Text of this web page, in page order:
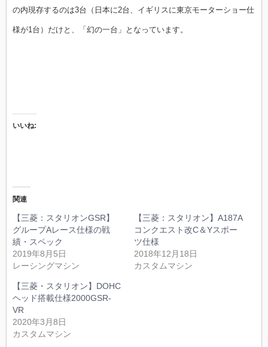
の内現存するのは3台（日本に2台、イギリスに東京モーターショー仕
様が1台）だけと、「幻の一台」となっています。
いいね:
関連
【三菱：スタリオンGSR】
グループAレース仕様の戦
績・スペック
2019年8月5日
レーシングマシン
【三菱：スタリオン】A187A
コンクエスト改C＆Yスポー
ツ仕様
2018年12月18日
カスタムマシン
【三菱・スタリオン】DOHC
ヘッド搭載仕様2000GSR-
VR
2020年3月8日
カスタムマシン